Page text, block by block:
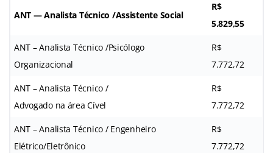
ANT — Analista Técnico /Assistente Social
R$
5.829,55
ANT – Analista Técnico /Psicólogo
Organizacional
R$
7.772,72
ANT – Analista Técnico /
Advogado na área Cível
R$
7.772,72
ANT – Analista Técnico / Engenheiro
Elétrico/Eletrônico
R$
7.772,72